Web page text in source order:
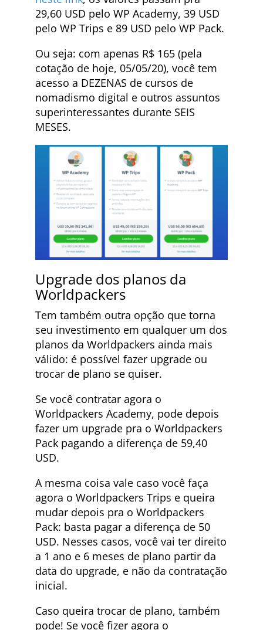
29,60 USD pelo WP Academy, 39 USD
pelo WP Trips e 89 USD pelo WP Pack.
Ou seja: com apenas R$ 165 (pela
cotação de hoje, 05/05/20), você tem
acesso a DEZENAS de cursos de
nomadismo digital e outros assuntos
superinteressantes durante SEIS
MESES.
Upgrade dos planos da
Worldpackers
Tem também outra opção que torna
seu investimento em qualquer um dos
planos da Worldpackers ainda mais
válido: é possível fazer upgrade ou
trocar de plano se quiser.
Se você contratar agora o
Worldpackers Academy, pode depois
fazer um upgrade pra o Worldpackers
Pack pagando a diferença de 59,40
USD.
A mesma coisa vale caso você faça
agora o Worldpackers Trips e queira
mudar depois pra o Worldpackers
Pack: basta pagar a diferença de 50
USD. Nesses casos, você vai ter direito
a 1 ano e 6 meses de plano partir da
data do upgrade, e não da contratação
inicial.
Caso queira trocar de plano, também
pode! Se você fizer agora o